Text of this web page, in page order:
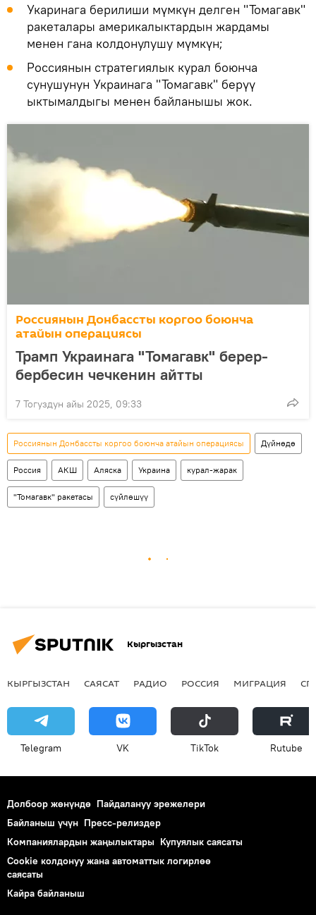
Укаринага берилиши мүмкүн делген "Томагавк"
ракеталары америкалыктардын жардамы
менен гана колдонулушу мүмкүн;
Россиянын стратегиялык курал боюнча
сунушунун Украинага "Томагавк" берүү
ыктымалдыгы менен байланышы жок.
Россиянын Донбассты коргоо боюнча
атайын операциясы
Трамп Украинага "Томагавк" берер-
бербесин чечкенин айтты
7 Тогуздун айы 2025, 09:33
Россиянын Донбассты коргоо боюнча атайын операциясы Дүйнөдө
Россия АКШ Аляска Украина курал-жарак
"Томагавк" ракетасы сүйлөшүү
Кыргызстан
КЫРГЫЗСТАН САЯСАТ РАДИО РОССИЯ МИГРАЦИЯ
Telegram VK ТikТоk Rutube
Долбоор жөнүндө Пайдалануу эрежелери
Байланыш үчүн Пресс-релиздер
Компаниялардын жаңылыктары Купуялык саясаты
Cookie колдонуу жана автоматтык логирлөө
саясаты
Кайра байланыш